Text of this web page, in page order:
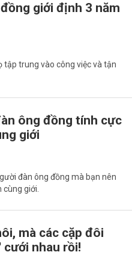
giới định 3 năm
tập trung vào công việc và tận
ông đồng tính cực
giới
đàn ông đồng mà bạn nên
giới.
mà các cặp đôi
nhau rồi!